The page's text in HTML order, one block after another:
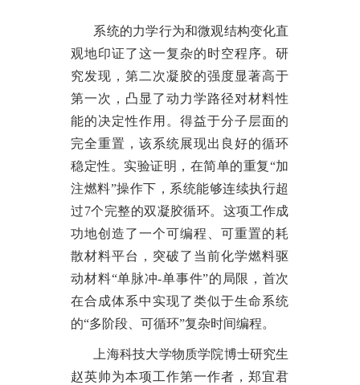
系统的力学行为和微观结构变化直
观地印证了这一复杂的时空程序。研
究发现，第二次凝胶的强度显著高于
第一次，凸显了动力学路径对材料性
能的决定性作用。得益于分子层面的
完全重置，该系统展现出良好的循环
稳定性。实验证明，在简单的重复“加
注燃料”操作下，系统能够连续执行超
过7个完整的双凝胶循环。这项工作成
功地创造了一个可编程、可重置的耗
散材料平台，突破了当前化学燃料驱
动材料“单脉冲-单事件”的局限，首次
在合成体系中实现了类似于生命系统
的“多阶段、可循环”复杂时间编程。
上海科技大学物质学院博士研究生
赵英帅为本项工作第一作者，郑宜君